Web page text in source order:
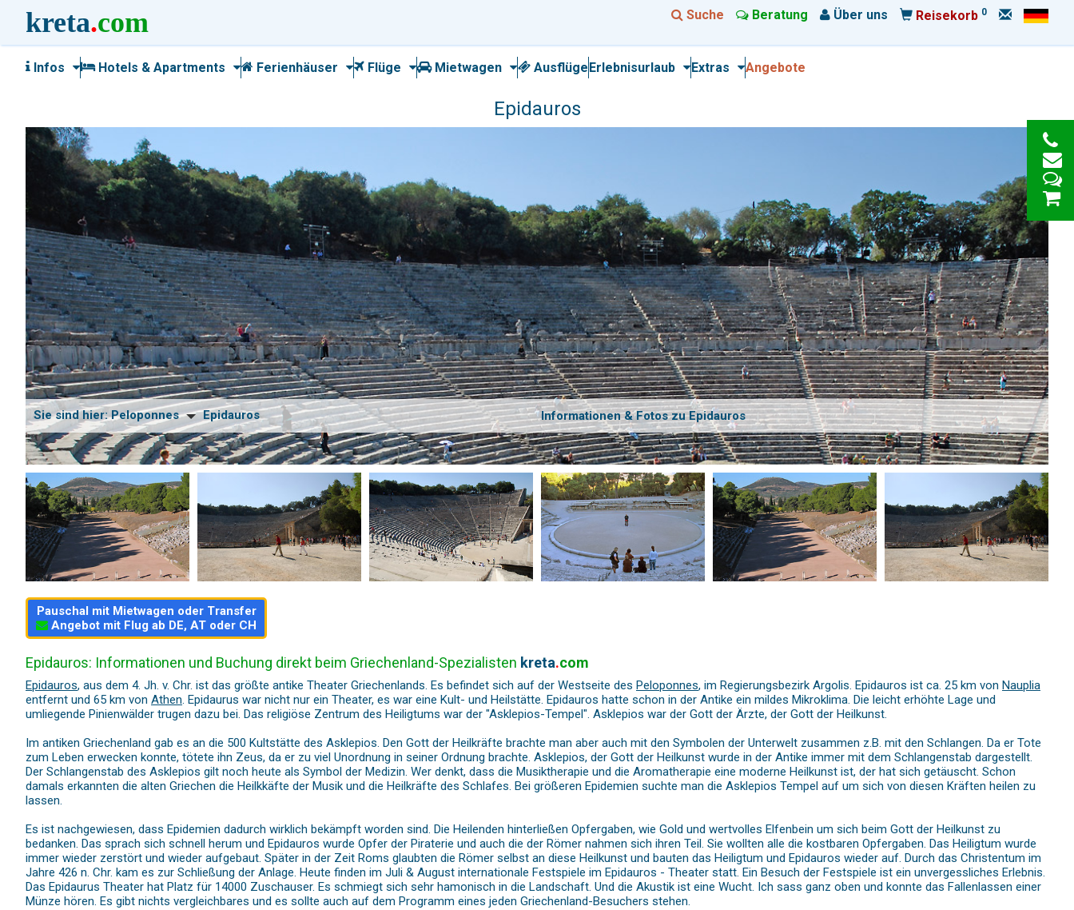
kreta.com Suche Beratung Über uns Reisekorb 0
Infos Hotels & Apartments Ferienhäuser Flüge Mietwagen AusflügeErlebnisurlaub Extras Angebote
Epidauros
Sie sind hier:Peloponnes Epidauros Informationen & Fotos zu Epidauros
Pauschal mit Mietwagen oder Transfer
Angebot mit Flug ab DE, AT oder CH
Epidauros: Informationen und Buchung direkt beim Griechenland-Spezialisten kreta.com
Epidauros, aus dem 4. Jh. v. Chr. ist das größte antike Theater Griechenlands. Es befindet sich auf der Westseite des Peloponnes, im Regierungsbezirk Argolis. Epidauros ist ca. 25 km von Nauplia
entfernt und 65 km von Athen. Epidaurus war nicht nur ein Theater, es war eine Kult- und Heilstätte. Epidauros hatte schon in der Antike ein mildes Mikroklima. Die leicht erhöhte Lage und
umliegende Pinienwälder trugen dazu bei. Das religiöse Zentrum des Heiligtums war der "Asklepios-Tempel". Asklepios war der Gott der Ärzte, der Gott der Heilkunst.
Im antiken Griechenland gab es an die 500 Kultstätte des Asklepios. Den Gott der Heilkräfte brachte man aber auch mit den Symbolen der Unterwelt zusammen z.B. mit den Schlangen. Da er Tote
zum Leben erwecken konnte, tötete ihn Zeus, da er zu viel Unordnung in seiner Ordnung brachte. Asklepios, der Gott der Heilkunst wurde in der Antike immer mit dem Schlangenstab dargestellt.
Der Schlangenstab des Asklepios gilt noch heute als Symbol der Medizin. Wer denkt, dass die Musiktherapie und die Aromatherapie eine moderne Heilkunst ist, der hat sich getäuscht. Schon
damals erkannten die alten Griechen die Heilkkäfte der Musik und die Heilkräfte des Schlafes. Bei größeren Epidemien suchte man die Asklepios Tempel auf um sich von diesen Kräften heilen zu
lassen.
Es ist nachgewiesen, dass Epidemien dadurch wirklich bekämpft worden sind. Die Heilenden hinterließen Opfergaben, wie Gold und wertvolles Elfenbein um sich beim Gott der Heilkunst zu
bedanken. Das sprach sich schnell herum und Epidauros wurde Opfer der Piraterie und auch die der Römer nahmen sich ihren Teil. Sie wollten alle die kostbaren Opfergaben. Das Heiligtum wurde
immer wieder zerstört und wieder aufgebaut. Später in der Zeit Roms glaubten die Römer selbst an diese Heilkunst und bauten das Heiligtum und Epidauros wieder auf. Durch das Christentum im
Jahre 426 n. Chr. kam es zur Schließung der Anlage. Heute finden im Juli & August internationale Festspiele im Epidauros - Theater statt. Ein Besuch der Festspiele ist ein unvergessliches Erlebnis.
Das Epidaurus Theater hat Platz für 14000 Zuschauser. Es schmiegt sich sehr hamonisch in die Landschaft. Und die Akustik ist eine Wucht. Ich sass ganz oben und konnte das Fallenlassen einer
Münze hören. Es gibt nichts vergleichbares und es sollte auch auf dem Programm eines jeden Griechenland-Besuchers stehen.